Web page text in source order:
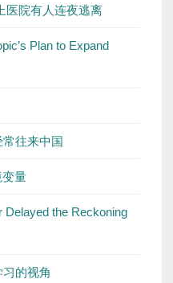
医院有人连夜逃离
Plan to Expand
往来中国
变量
Delayed the Reckoning
的视角